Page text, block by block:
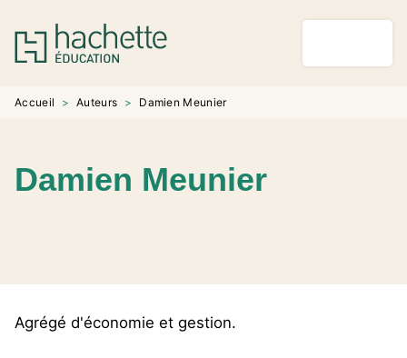
MENU RECHERCHE
PIED DE PAGE
Accueil > Auteurs > Damien Meunier
Damien Meunier
Agrégé d'économie et gestion.